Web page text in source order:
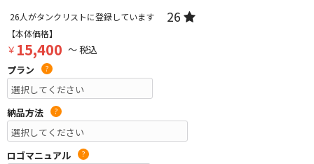
26人がタンクリストに登録しています 26
【本体価格】
￥ 15,400 ～ 税込
プラン
?
納品方法 ?
ロゴマニュアル ?